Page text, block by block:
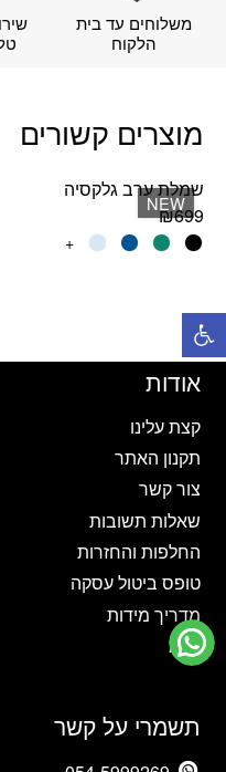
משלוחים עד בית
הלקוח
מוצרים קשורים
NEW
שמלת ערב גלקסיה
₪699
למוצר
מספר
סוגים.
ניתן
לבחור
את
האפשרויות
בעמוד
המוצר
+
אודות
קצת עלינו
תקנון האתר
צור קשר
שאלות תשובות
החלפות והחזרות
טופס ביטול עסקה
מדריך מידות
בלוג
תשמרי על קשר
פתח סרגל נגישות